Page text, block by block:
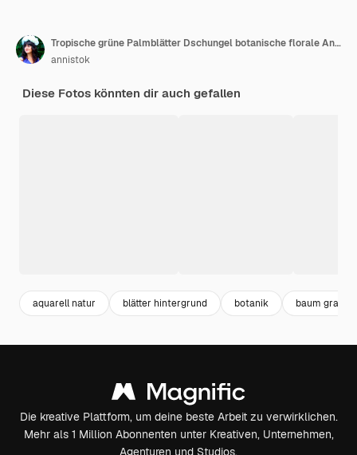
Tropische grüne Palmblätter Dschungel botanische florale Anthurium-Pflanze Aquarellillustration isoliert
annistok
Diese Fotos könnten dir auch gefallen
aquarell natur blätter hintergrund botanik baum grafik
Die kreative Plattform, um deine beste Arbeit zu verwirklichen.
Mehr als 1 Million Abonnenten unter Kreativen, Unternehmen,
Agenturen und Studios.